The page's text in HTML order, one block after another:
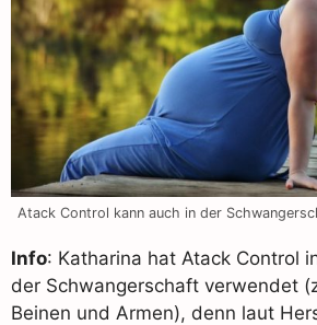
Atack Control kann auch in der
Info: Katharina hat Atack Control
der Schwangerschaft verwendet
Beinen und Armen), denn laut